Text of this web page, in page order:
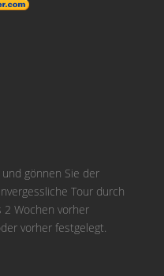
und gönnen Sie der
Tour durch
2 Wochen vorher
vorher festgelegt.